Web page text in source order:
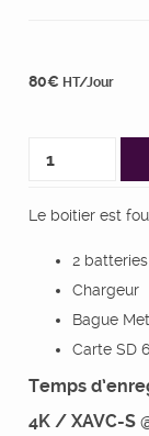
80€ HT/Jour
Le boitier est
2 batteries
Chargeur
Bague
Carte SD
Temps
4K / XAVC-S